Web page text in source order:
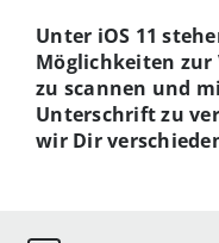
Unter iOS 11
Möglichkeiten zur
zu scannen und
Unterschrift zu
wir Dir